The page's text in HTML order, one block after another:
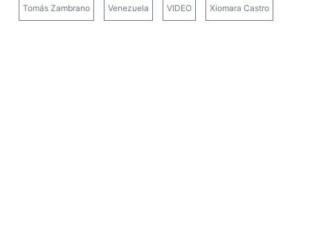
Tomás Zambrano Venezuela VIDEO Xiomara Castro